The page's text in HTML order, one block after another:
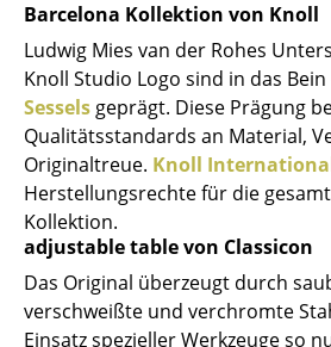
Einzelbetten
Stapelbetten
Kinderbetten
Nachttische & Bettzubehör
... alle Betten
Accessoires
Uhren
Barcelona Kollektion von Knoll
Ludwig Mies van der Rohes
Knoll Studio Logo sind in das Bein
Sessels geprägt. Diese Prägung
Qualitätsstandards an Material,
Originaltreue. Knoll
Herstellungsrechte für die
Kollektion.
adjustable table von Classicon
Das Original überzeugt durch
verschweißte und verchromte
Einsatz spezieller Werkzeuge so